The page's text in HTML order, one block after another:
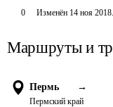
0 Изменён 14 ноя 2018.
Маршруты и
Пермь →
Пермский край